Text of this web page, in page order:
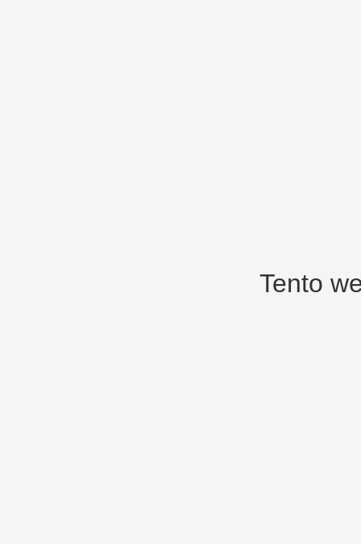
Tento